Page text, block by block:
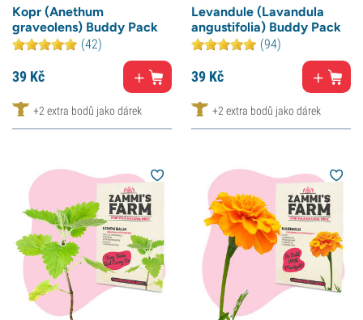
Kopr (Anethum
graveolens) Buddy Pack
(42)
39 Kč
+2 extra bodů jako dárek
Levandule (Lavandula
angustifolia) Buddy Pack
(94)
39 Kč
+2 extra bodů jako dárek